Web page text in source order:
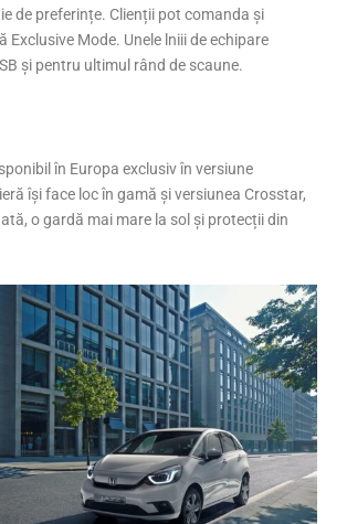
de preferințe. Clienții pot comanda și
Exclusive Mode. Unele lniii de echipare
și pentru ultimul rând de scaune.
în Europa exclusiv în versiune
își face loc în gamă și versiunea Crosstar,
o gardă mai mare la sol și protecții din